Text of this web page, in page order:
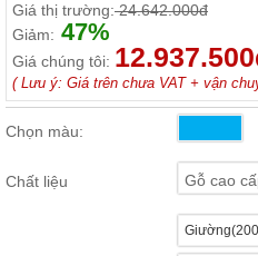
điểm
Nội
Thất
Phòng
Ăn
ghế
Giá thị trường:24.642.000đ
Giảm: 47%
Giá chúng tôi:
( Lưu ý: Giá trên chưa VAT + vận
Chọn màu:
Chất liệu Gỗ cao